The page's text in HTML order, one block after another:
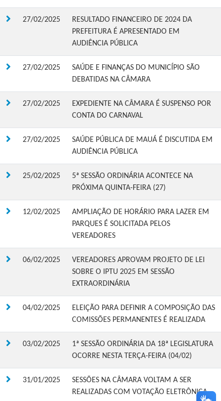
27/02/2025
RESULTADO FINANCEIRO DE 2024 DA
PREFEITURA É APRESENTADO EM
AUDIÊNCIA PÚBLICA
27/02/2025
SAÚDE E FINANÇAS DO MUNICÍPIO SÃO
DEBATIDAS NA CÂMARA
27/02/2025
EXPEDIENTE NA CÂMARA É SUSPENSO POR
CONTA DO CARNAVAL
27/02/2025
SAÚDE PÚBLICA DE MAUÁ É DISCUTIDA EM
AUDIÊNCIA PÚBLICA
25/02/2025
5ª SESSÃO ORDINÁRIA ACONTECE NA
PRÓXIMA QUINTA-FEIRA (27)
12/02/2025
AMPLIAÇÃO DE HORÁRIO PARA LAZER EM
PARQUES É SOLICITADA PELOS
VEREADORES
06/02/2025
VEREADORES APROVAM PROJETO DE LEI
SOBRE O IPTU 2025 EM SESSÃO
EXTRAORDINÁRIA
04/02/2025
ELEIÇÃO PARA DEFINIR A COMPOSIÇÃO DAS
COMISSÕES PERMANENTES É REALIZADA
03/02/2025
1ª SESSÃO ORDINÁRIA DA 18ª LEGISLATURA
OCORRE NESTA TERÇA-FEIRA (04/02)
31/01/2025
SESSÕES NA CÂMARA VOLTAM A SER
REALIZADAS COM VOTAÇÃO ELETRÔNICA